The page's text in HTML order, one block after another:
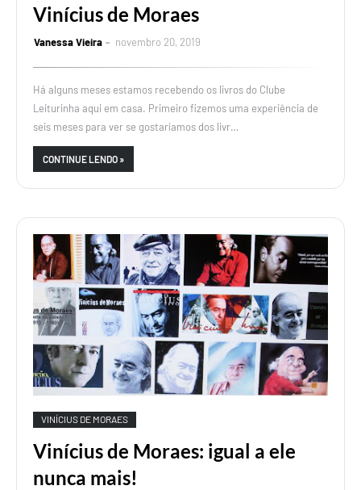
Vinícius de Moraes
Vanessa Vieira novembro 20, 2019
Há alguns meses estamos recebendo os livros do Clube
Leiturinha aqui em casa. Primeiro fizemos uma experiência de
seis meses para ver se gostaríamos dos livr…
CONTINUE LENDO »
VINÍCIUS DE MORAES
Vinícius de Moraes: igual a ele
nunca mais!